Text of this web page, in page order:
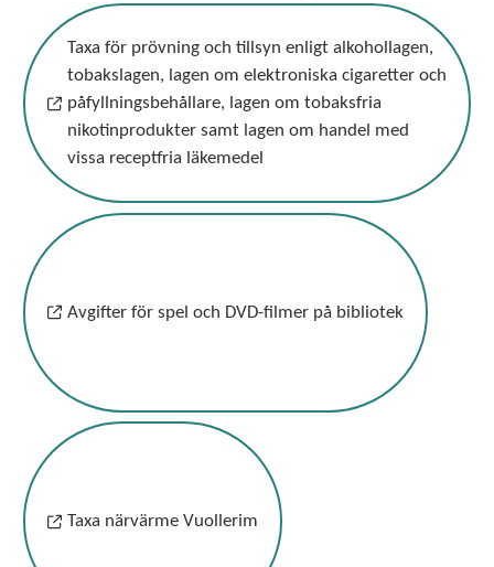
Taxa för prövning och tillsyn enligt alkohollagen,
tobakslagen, lagen om elektroniska cigaretter och
påfyllningsbehållare, lagen om tobaksfria
nikotinprodukter samt lagen om handel med
vissa receptfria läkemedel
Avgifter för spel och DVD-filmer på bibliotek
Taxa närvärme Vuollerim